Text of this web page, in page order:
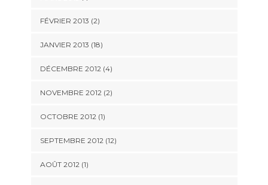
FÉVRIER 2013 (2)
JANVIER 2013 (18)
DÉCEMBRE 2012 (4)
NOVEMBRE 2012 (2)
OCTOBRE 2012 (1)
SEPTEMBRE 2012 (12)
AOÛT 2012 (1)